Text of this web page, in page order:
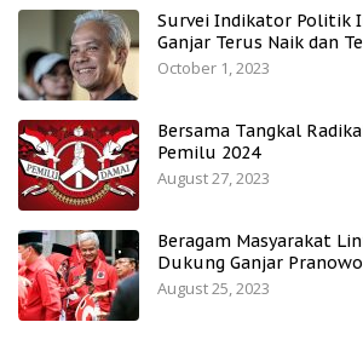
Survei Indikator Politik
Ganjar Terus Naik dan
October 1, 2023
Bersama Tangkal
Pemilu 2024
August 27, 2023
Beragam Masyarakat
Dukung Ganjar
August 25, 2023